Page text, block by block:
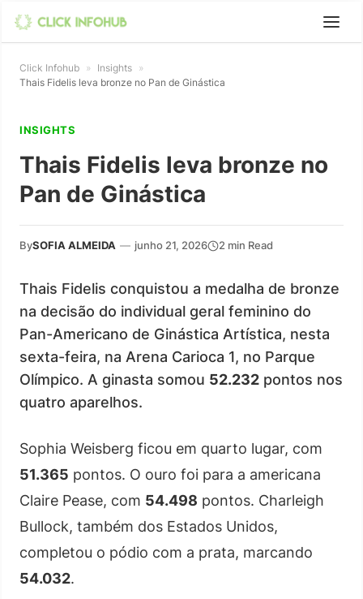
Click Infohub » Insights »
Thais Fidelis leva bronze no Pan de Ginástica
INSIGHTS
Thais Fidelis leva bronze no
Pan de Ginástica
BySOFIA ALMEIDA — junho 21, 2026 2 min Read
Thais Fidelis conquistou a medalha de bronze
na decisão do individual geral feminino do
Pan-Americano de Ginástica Artística, nesta
sexta-feira, na Arena Carioca 1, no Parque
Olímpico. A ginasta somou 52.232 pontos nos
quatro aparelhos.
Sophia Weisberg ficou em quarto lugar, com
51.365 pontos. O ouro foi para a americana
Claire Pease, com 54.498 pontos. Charleigh
Bullock, também dos Estados Unidos,
completou o pódio com a prata, marcando
54.032.